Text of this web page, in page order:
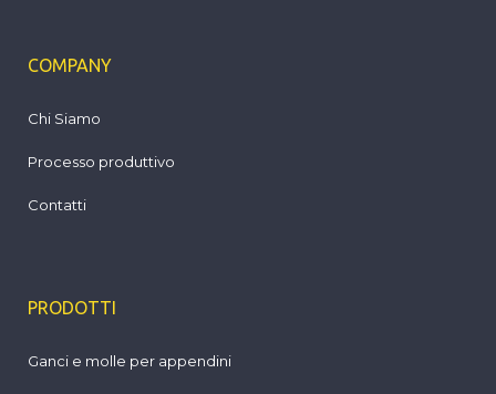
COMPANY
Chi Siamo
Processo produttivo
Contatti
PRODOTTI
Ganci e molle per appendini